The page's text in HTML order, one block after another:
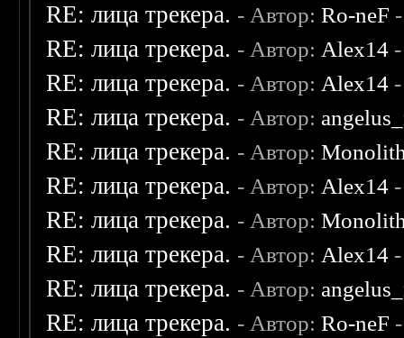
RE: лица трекера. - Автор:Ro-neF
RE: лица трекера. - Автор: Alex14
RE: лица трекера. - Автор: Alex14
RE: лица трекера. - Автор:
RE: лица трекера. - Автор:
RE: лица трекера. - Автор: Alex14
RE: лица трекера. - Автор:
RE: лица трекера. - Автор: Alex14
RE: лица трекера. - Автор:
RE: лица трекера. - Автор:Ro-neF